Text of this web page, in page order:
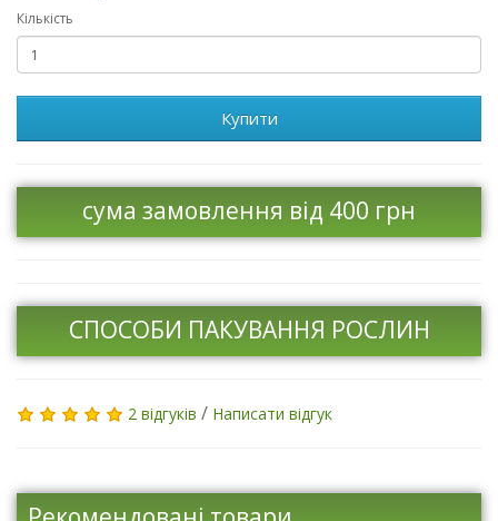
Кількість
Купити
сума замовлення від 400 грн
СПОСОБИ ПАКУВАННЯ РОСЛИН
2 відгуків / Написати відгук